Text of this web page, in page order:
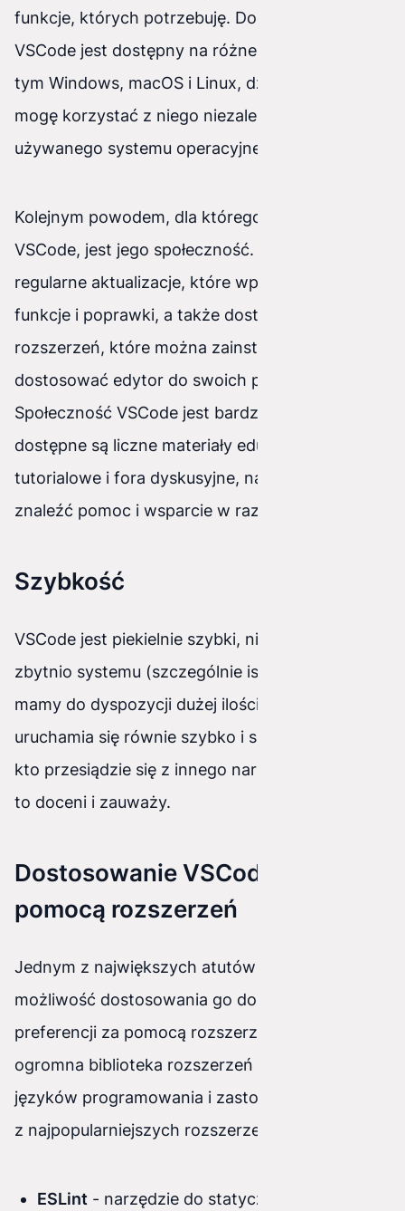
funkcje, których potrzebuję. Dodatkowo,
VSCode jest dostępny na różne platformy, w
tym Windows, macOS i Linux, dzięki czemu
mogę korzystać z niego niezależnie od
używanego systemu operacyjnego.
Kolejnym powodem, dla którego uwielbiam
VSCode, jest jego społeczność. Wydawane są
regularne aktualizacje, które wprowadzają nowe
funkcje i poprawki, a także dostępne są tysiące
rozszerzeń, które można zainstalować, aby
dostosować edytor do swoich potrzeb.
Społeczność VSCode jest bardzo aktywna i
dostępne są liczne materiały edukacyjne,
tutorialowe i fora dyskusyjne, na których można
znaleźć pomoc i wsparcie w razie potrzeby.
Szybkość
VSCode jest piekielnie szybki, nie obciąża
zbytnio systemu (szczególnie istotne gdy nie
mamy do dyspozycji dużej ilości pamięci RAM),
uruchamia się równie szybko i sprawnie, każdy
kto przesiądzie się z innego narzędzia na pewno
to doceni i zauważy.
Dostosowanie VSCode za
pomocą rozszerzeń
Jednym z największych atutów VSCode jest
możliwość dostosowania go do własnych
preferencji za pomocą rozszerzeń. Istnieje
ogromna biblioteka rozszerzeń dla różnych
języków programowania i zastosowań. Niektóre
z najpopularniejszych rozszerzeń to:
ESLint - narzędzie do statycznej analizy kodu